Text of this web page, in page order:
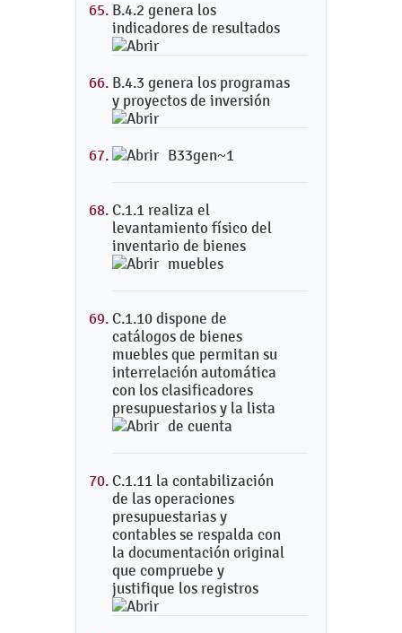
B.4.2 genera los
indicadores de resultados
B.4.3 genera los programas
y proyectos de inversión
B33gen~1
C.1.1 realiza el
levantamiento físico del
inventario de bienes
muebles
C.1.10 dispone de
catálogos de bienes
muebles que permitan su
interrelación automática
con los clasificadores
presupuestarios y la lista
de cuenta
C.1.11 la contabilización
de las operaciones
presupuestarias y
contables se respalda con
la documentación original
que compruebe y
justifique los registros